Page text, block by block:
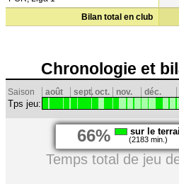
Bilan total en club
Chronologie et
Saison août sept.oct. nov. déc.
Tps jeu:
66% sur le
(2183 min.)
Temps total de jeu